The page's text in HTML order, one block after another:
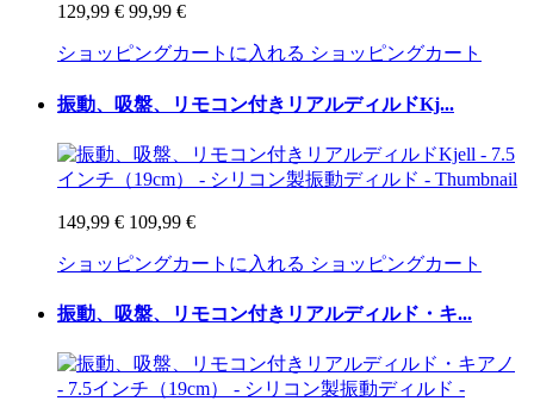
129,99 € 99,99 €
ショッピングカートに入れる ショッピングカート
振動、吸盤、リモコン付きリアルディルドKj...
149,99 € 109,99 €
ショッピングカートに入れる ショッピングカート
振動、吸盤、リモコン付きリアルディルド・キ...